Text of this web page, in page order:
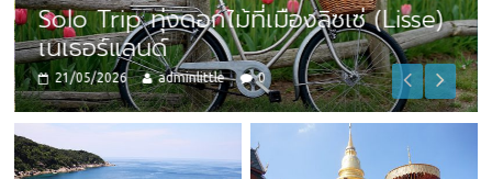
Solo Trip ทุ่งดอกไม้ที่เมืองลิซเซ่ (Lisse)
เนเธอร์แลนด์
21/05/2026 adminlittle 0